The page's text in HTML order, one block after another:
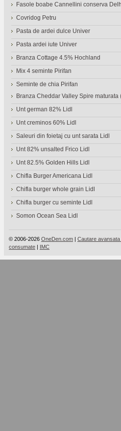
Fasole boabe Cannellini conserva
Covridog Petru
Pasta de ardei dulce Univer
Pasta ardei iute Univer
Branza Cottage 4.5% Hochland
Mix 4 seminte Pirifan
Seminte de chia Pirifan
Branza Cheddar Valley Spire maturata
Unt german 82% Lidl
Unt creminos 60% Lidl
Saleuri din foietaj cu unt sarata Lidl
Unt 82% unsalted Frico Lidl
Unt 82.5% Golden Hills Lidl
Chifla Burger Americana Lidl
Chifla burger whole grain Lidl
Chifla burger cu seminte Lidl
Somon Ocean Sea Lidl
© 2006-2026 OneDen.com | Cautare avansata
consumate | IMC